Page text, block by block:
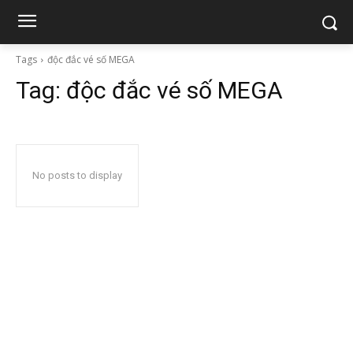
Tags độc đắc vé số MEGA
Tag: độc đắc vé số MEGA
No posts to display